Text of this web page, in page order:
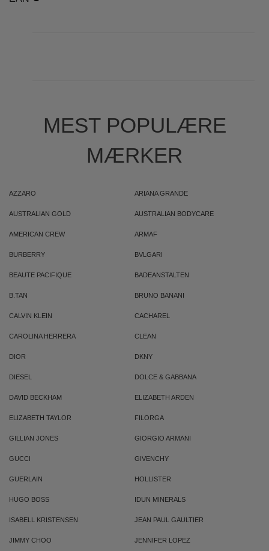
MEST POPULÆRE
MÆRKER
AZZARO ARIANA GRANDE
AUSTRALIAN GOLD AUSTRALIAN BODYCARE
AMERICAN CREW ARMAF
BURBERRY BVLGARI
BEAUTE PACIFIQUE BADEANSTALTEN
B.TAN BRUNO BANANI
CALVIN KLEIN CACHAREL
CAROLINA HERRERA CLEAN
DIOR DKNY
DIESEL DOLCE & GABBANA
DAVID BECKHAM ELIZABETH ARDEN
ELIZABETH TAYLOR FILORGA
GILLIAN JONES GIORGIO ARMANI
GUCCI GIVENCHY
GUERLAIN HOLLISTER
HUGO BOSS IDUN MINERALS
ISABELL KRISTENSEN JEAN PAUL GAULTIER
JIMMY CHOO JENNIFER LOPEZ